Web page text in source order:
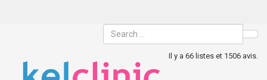
Il y a 66 listes et 1506 avis.